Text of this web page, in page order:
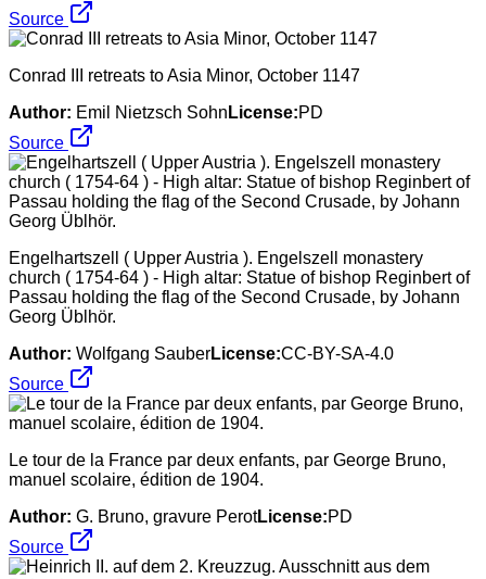
Source
Conrad III retreats to Asia Minor, October 1147
Author: Emil Nietzsch Sohn License:PD
Source
Engelhartszell ( Upper Austria ). Engelszell monastery
church ( 1754-64 ) - High altar: Statue of bishop Reginbert of
Passau holding the flag of the Second Crusade, by Johann
Georg Üblhör.
Author: Wolfgang SauberLicense:CC-BY-SA-4.0
Source
Le tour de la France par deux enfants, par George Bruno,
manuel scolaire, édition de 1904.
Author: G. Bruno, gravure PerotLicense:PD
Source